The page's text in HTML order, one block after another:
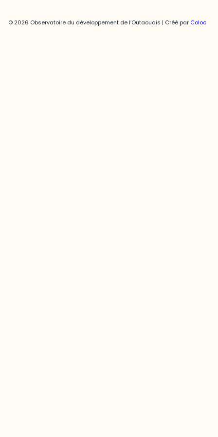
© 2026 Observatoire du développement de l’Outaouais | Créé par Coloc